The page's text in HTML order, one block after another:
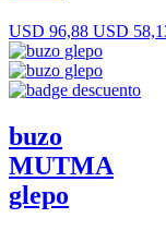
USD 96,88 USD
buzo
MUTMA
glepo